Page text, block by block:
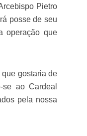
Pietro
posse de seu
operação que
que gostaria de
se ao Cardeal
pela nossa